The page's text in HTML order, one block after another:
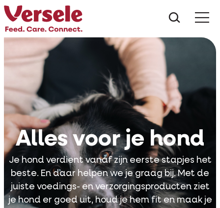
Alles voor je hond
Je hond verdient vanaf zijn eerste stapjes het
beste. En daar helpen we je graag bij. Met de
juiste voedings- en verzorgingsproducten ziet
je hond er goed uit, houd je hem fit en maak je